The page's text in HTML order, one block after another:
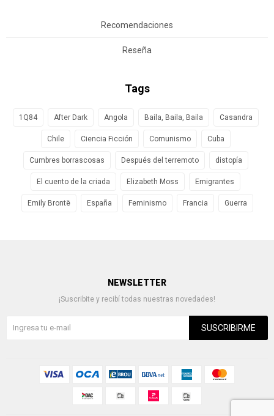
Recomendaciones
Reseña
Tags
1Q84 After Dark Angola Baila, Baila, Baila Casandra
Chile Ciencia Ficción Comunismo Cuba
Cumbres borrascosas Después del terremoto distopía
El cuento de la criada Elizabeth Moss Emigrantes
Emily Brontë España Feminismo Francia Guerra
NEWSLETTER
¡Suscribite y recibí todas nuestras novedades!
SUSCRIBIRME